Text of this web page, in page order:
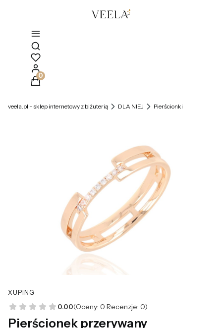
Otwórz wyszukiwarkę
Produkty w koszyku: 0. Zobacz szczegóły
veela.pl - sklep internetowy z biżuterią DLA NIEJ Pierścionki
XUPING
0.00(Oceny: 0 Recenzje: 0)
Pierścionek przerywany